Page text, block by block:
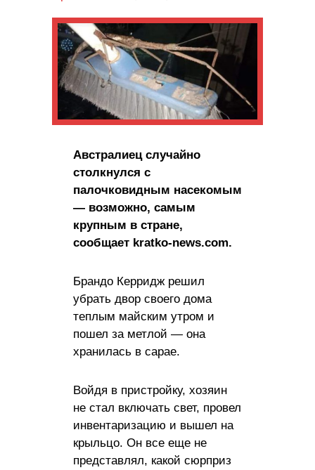
Австралиец случайно
столкнулся с
палочковидным насекомым
— возможно, самым
крупным в стране,
сообщает kratko-news.com.
Брандо Керридж решил
убрать двор своего дома
теплым майским утром и
пошел за метлой — она ​​
хранилась в сарае.
Войдя в пристройку, хозяин
не стал включать свет, провел
инвентаризацию и вышел на
крыльцо. Он все еще не
представлял, какой сюрприз